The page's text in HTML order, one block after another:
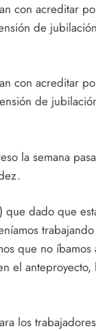
con acreditar
de
con acreditar
de
la semana
que dado que
que no
el
los